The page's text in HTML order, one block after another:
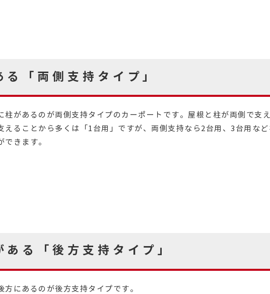
る「両側支持タイプ」
柱があるのが両側支持タイプのカーポートです。屋根と柱が両側で支
えることから多くは「1台用」ですが、両側支持なら2台用、3台用な
きます。
ある「後方支持タイプ」
にあるのが後方支持タイプです。